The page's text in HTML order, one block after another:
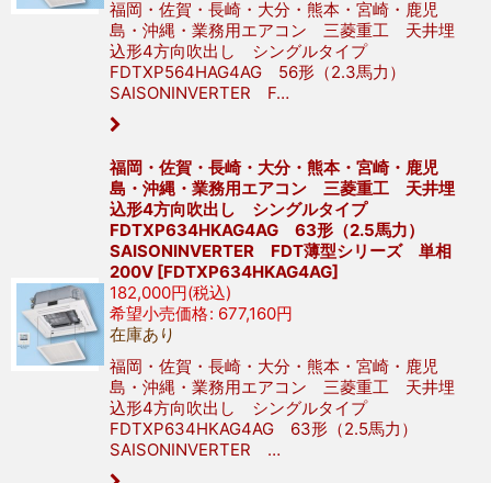
福岡・佐賀・長崎・大分・熊本・宮崎・鹿児
島・沖縄・業務用エアコン 三菱重工 天井埋
込形4方向吹出し シングルタイプ
FDTXP564HAG4AG 56形（2.3馬力）
SAISONINVERTER F…
福岡・佐賀・長崎・大分・熊本・宮崎・鹿児
島・沖縄・業務用エアコン 三菱重工 天井埋
込形4方向吹出し シングルタイプ
FDTXP634HKAG4AG 63形（2.5馬力）
SAISONINVERTER FDT薄型シリーズ 単相
200V [FDTXP634HKAG4AG]
182,000円(税込)
希望小売価格: 677,160円
在庫あり
福岡・佐賀・長崎・大分・熊本・宮崎・鹿児
島・沖縄・業務用エアコン 三菱重工 天井埋
込形4方向吹出し シングルタイプ
FDTXP634HKAG4AG 63形（2.5馬力）
SAISONINVERTER …